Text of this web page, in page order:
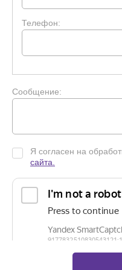
Телефон:
Сообщение:
Я согласен на
сайта.